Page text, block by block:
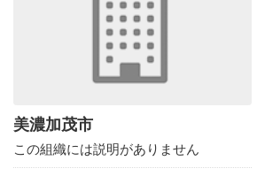
美濃加茂市
この組織には説明がありません